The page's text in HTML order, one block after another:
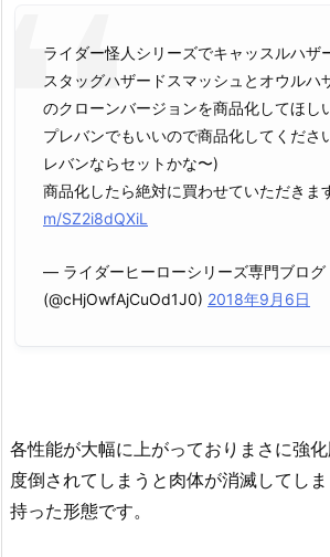
ライダー怪人シリーズでキャッスルハザ
スタッグハザードスマッシュとオウルハ
のクローンバージョンを商品化してほし
プレバンでもいいので商品化してくださ
レバンならセットかな〜)
商品化したら絶対に買わせていただきま
m/SZ2i8dQXiL
— ライダーヒーローシリーズ専門ブログ
(@cHjOwfAjCuOd1J0) 2018年9月6日
各性能が大幅に上がっておりまさに強
度倒されてしまうと肉体が消滅してし
持った形態です。